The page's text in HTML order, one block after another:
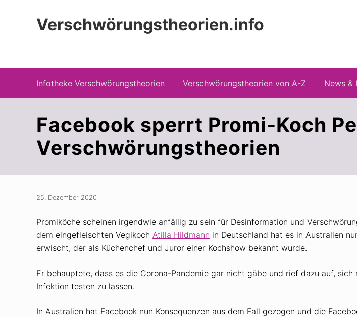
Hauptnavigation
SeitenspalteVerschwörungstheorien.info
Infotheke Verschwörungstheorien Verschwörungstheorien von A-Z News &
Facebook sperrt Promi-Koch
Verschwörungstheorien
25. Dezember 2020
Promiköche scheinen irgendwie anfällig zu sein für Desinformation und
dem eingefleischten Vegikoch Atilla Hildmann in Deutschland hat es in Australien
erwischt, der als Küchenchef und Juror einer Kochshow bekannt wurde.
Er behauptete, dass es die Corona-Pandemie gar nicht gäbe und rief dazu auf, sich
Infektion testen zu lassen.
In Australien hat Facebook nun Konsequenzen aus dem Fall gezogen und die